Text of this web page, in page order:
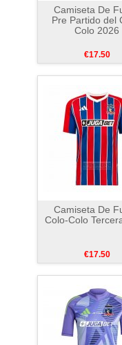
Camiseta De
Pre Partido del
Colo 2026
€17.50
Camiseta De
Colo-Colo
€17.50